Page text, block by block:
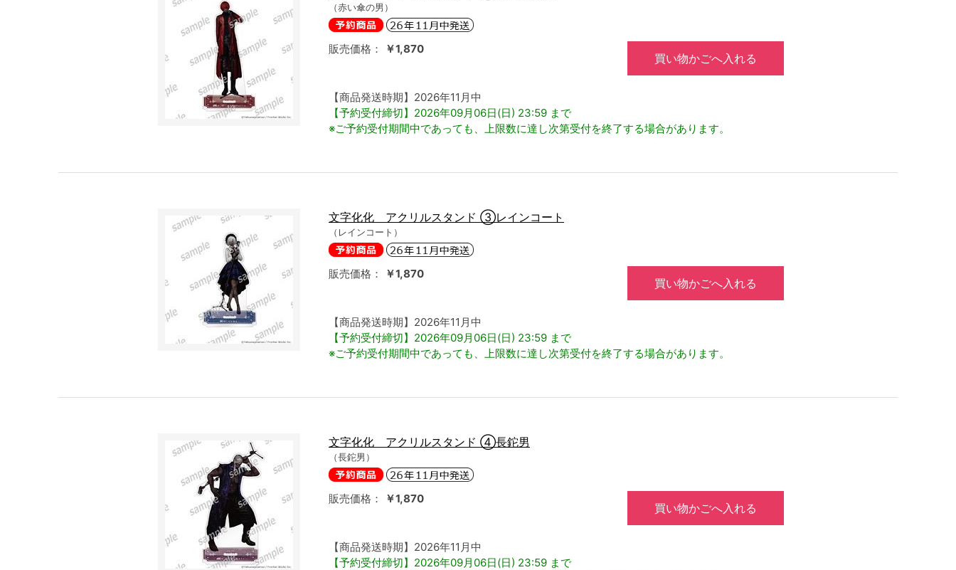
（赤い傘の男）
販売価格： ￥1,870
買い物かごへ入れる
【商品発送時期】2026年11月中
【予約受付締切】2026年09月06日(日) 23:59 まで
※ご予約受付期間中であっても、上限数に達し次第受付を終了する場合があります。
文字化化 アクリルスタンド ③レインコート
（レインコート）
販売価格： ￥1,870
買い物かごへ入れる
【商品発送時期】2026年11月中
【予約受付締切】2026年09月06日(日) 23:59 まで
※ご予約受付期間中であっても、上限数に達し次第受付を終了する場合があります。
文字化化 アクリルスタンド ④長鉈男
（長鉈男）
販売価格： ￥1,870
買い物かごへ入れる
【商品発送時期】2026年11月中
【予約受付締切】2026年09月06日(日) 23:59 まで